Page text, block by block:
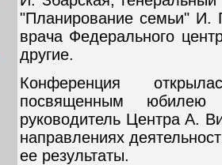
"Планирование семьи" И.
врача Федерального
другие.
Конференция
посвященным
руководитель Центра А.
направлениях
ее результаты.